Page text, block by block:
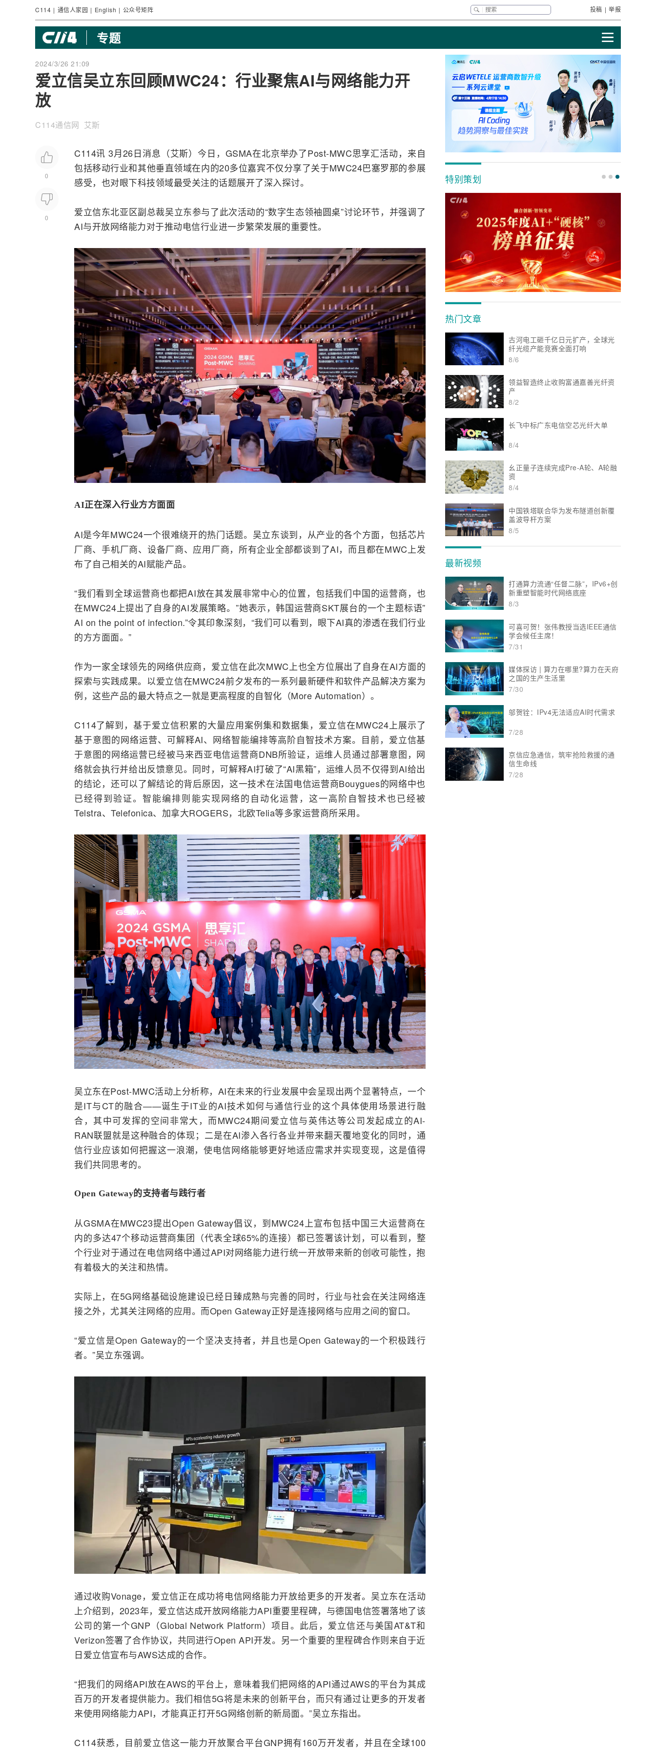
C114 | 通信人家园 | English | 公众号矩阵 投稿 | 举报
专题
2024/3/26 21:09
爱立信吴立东回顾MWC24：行业聚焦AI与网络能力开
放
C114通信网 艾斯
0
0
C114讯 3月26日消息（艾斯）今日，GSMA在北京举办了Post-MWC思享汇活动，来自
包括移动行业和其他垂直领域在内的20多位嘉宾不仅分享了关于MWC24巴塞罗那的参展
感受，也对眼下科技领域最受关注的话题展开了深入探讨。
爱立信东北亚区副总裁吴立东参与了此次活动的“数字生态领袖圆桌”讨论环节，并强调了
AI与开放网络能力对于推动电信行业进一步繁荣发展的重要性。
AI正在深入行业方方面面
AI是今年MWC24一个很难绕开的热门话题。吴立东谈到，从产业的各个方面，包括芯片
厂商、 手机厂商、设备厂商、应用厂商，所有企业全部都谈到了AI，而且都在MWC上发
布了自己相关的AI赋能产品。
“我们看到全球运营商也都把AI放在其发展非常中心的位置，包括我们中国的运营商，也
在MWC24上提出了自身的AI发展策略。”她表示，韩国运营商SKT展台的一个主题标语”
AI on the point of infection.”令其印象深刻，“我们可以看到，眼下AI真的渗透在我们行业
的方方面面。”
作为一家全球领先的网络供应商，爱立信在此次MWC上也全方位展出了自身在AI方面的
探索与实践成果。以爱立信在MWC24前夕发布的一系列最新硬件和软件产品解决方案为
例，这些产品的最大特点之一就是更高程度的自智化（More Automation）。
C114了解到，基于爱立信积累的大量应用案例集和数据集，爱立信在MWC24上展示了
基于意图的网络运营、可解释AI、网络智能编排等高阶自智技术方案。目前，爱立信基
于意图的网络运营已经被马来西亚电信运营商DNB所验证，运维人员通过部署意图，网
络就会执行并给出反馈意见。同时，可解释AI打破了“AI黑箱”，运维人员不仅得到AI给出
的结论，还可以了解结论的背后原因，这一技术在法国电信运营商Bouygues的网络中也
已经得到验证。智能编排则能实现网络的自动化运营，这一高阶自智技术也已经被
Telstra、Telefonica、加拿大ROGERS，北欧Telia等多家运营商所采用。
吴立东在Post-MWC活动上分析称，AI在未来的行业发展中会呈现出两个显著特点，一个
是IT与CT的融合——诞生于IT业的AI技术如何与通信行业的这个具体使用场景进行融
合，其中可发挥的空间非常大，而MWC24期间爱立信与英伟达等公司发起成立的AI-
RAN联盟就是这种融合的体现；二是在AI渗入各行各业并带来翻天覆地变化的同时，通
信行业应该如何把握这一浪潮，使电信网络能够更好地适应需求并实现变现，这是值得
我们共同思考的。
Open Gateway的支持者与践行者
从GSMA在MWC23提出Open Gateway倡议，到MWC24上宣布包括中国三大运营商在
内的多达47个移动运营商集团（代表全球65%的连接）都已签署该计划，可以看到，整
个行业对于通过在电信网络中通过API对网络能力进行统一开放带来新的创收可能性，抱
有着极大的关注和热情。
实际上，在5G网络基础设施建设已经日臻成熟与完善的同时，行业与社会在关注网络连
接之外，尤其关注网络的应用。而Open Gateway正好是连接网络与应用之间的窗口。
“爱立信是Open Gateway的一个坚决支持者，并且也是Open Gateway的一个积极践行
者。”吴立东强调。
通过收购Vonage，爱立信正在成功将电信网络能力开放给更多的开发者。吴立东在活动
上介绍到，2023年，爱立信达成开放网络能力API重要里程碑，与德国电信签署落地了该
公司的第一个GNP（Global Network Platform）项目。此后，爱立信还与美国AT&T和
Verizon签署了合作协议，共同进行Open API开发。另一个重要的里程碑合作则来自于近
日爱立信宣布与AWS达成的合作。
“把我们的网络API放在AWS的平台上，意味着我们把网络的API通过AWS的平台为其成
百万的开发者提供能力。我们相信5G将是未来的创新平台，而只有通过让更多的开发者
来使用网络能力API，才能真正打开5G网络创新的新局面。”吴立东指出。
C114获悉，目前爱立信这一能力开放聚合平台GNP拥有160万开发者，并且在全球100
特别策划
热门文章
古河电工砸千亿日元扩产，全球光
纤光缆产能竞赛全面打响
8/6
领益智造终止收购富通嘉善光纤资
产
8/2
长飞中标广东电信空芯光纤大单
8/4
幺正量子连续完成Pre-A轮、A轮融
资
8/4
中国铁塔联合华为发布隧道创新覆
盖波导杆方案
8/5
最新视频
打通算力流通“任督二脉”，IPv6+创
新重塑智能时代网络底座
8/3
可喜可贺！张伟教授当选IEEE通信
学会候任主席！
7/31
媒体探访 | 算力在哪里?算力在天府
之国的生产生活里
7/30
邬贺铨：IPv4无法适应AI时代需求
7/28
京信应急通信，筑牢抢险救援的通
信生命线
7/28